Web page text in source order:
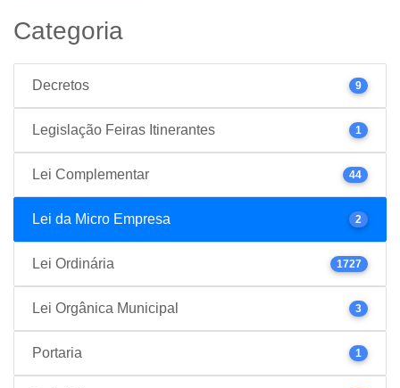
Categoria
Decretos 9
Legislação Feiras Itinerantes 1
Lei Complementar 44
Lei da Micro Empresa 2
Lei Ordinária 1727
Lei Orgânica Municipal 3
Portaria 1